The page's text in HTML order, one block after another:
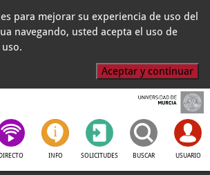
para mejorar su experiencia de uso del
navegando, usted acepta el uso de
Aceptar y continuar
DIRECTO INFO SOLICITUDES BUSCAR USUARIO